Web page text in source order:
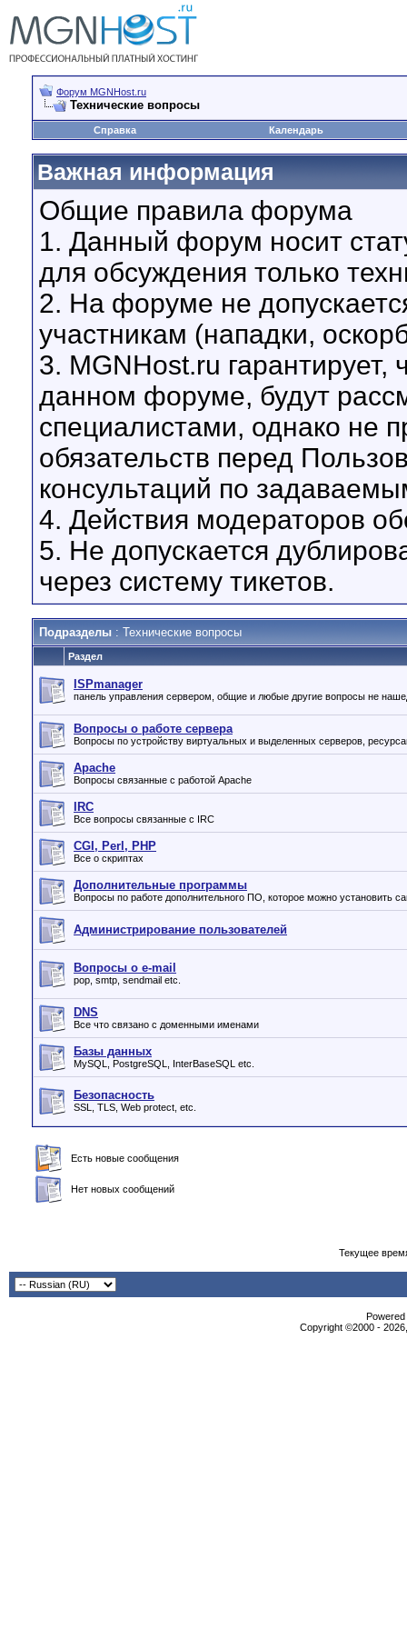
Форум MGNHost.ru
Технические вопросы
Справка Календарь
Важная информация
Общие правила форума
1. Данный форум носит
для обсуждения только
2. На форуме не
участникам (нападки,
3. MGNHost.ru
данном форуме, будут
специалистами, однако не
обязательств перед
консультаций по
4. Действия модераторов
5. Не допускается
через систему тикетов.
Подразделы : Технические вопросы
Раздел
ISPmanager
панель управления сервером, общие и любые другие вопросы не
Вопросы о работе сервера
Вопросы по устройству виртуальных и выделенных серверов,
Apache
Вопросы связанные с работой Apache
IRC
Все вопросы связанные с IRC
CGI, Perl, PHP
Все о скриптах
Дополнительные программы
Вопросы по работе дополнительного ПО, которое можно установить
Администрирование пользователей
Вопросы о e-mail
pop, smtp, sendmail etc.
DNS
Все что связано с доменными именами
Базы данных
MySQL, PostgreSQL, InterBaseSQL etc.
Безопасность
SSL, TLS, Web protect, etc.
Есть новые сообщения
Нет новых сообщений
Текущее
Copyright ©2000 -